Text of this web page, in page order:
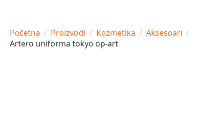
Početna Proizvodi Kozmetika
Aksesoari
Artero uniforma tokyo op-art